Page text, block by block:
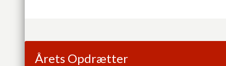
Årets Opdrætter